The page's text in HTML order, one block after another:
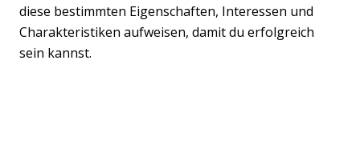
diese bestimmten Eigenschaften, Interessen und
Charakteristiken aufweisen, damit du erfolgreich
sein kannst.